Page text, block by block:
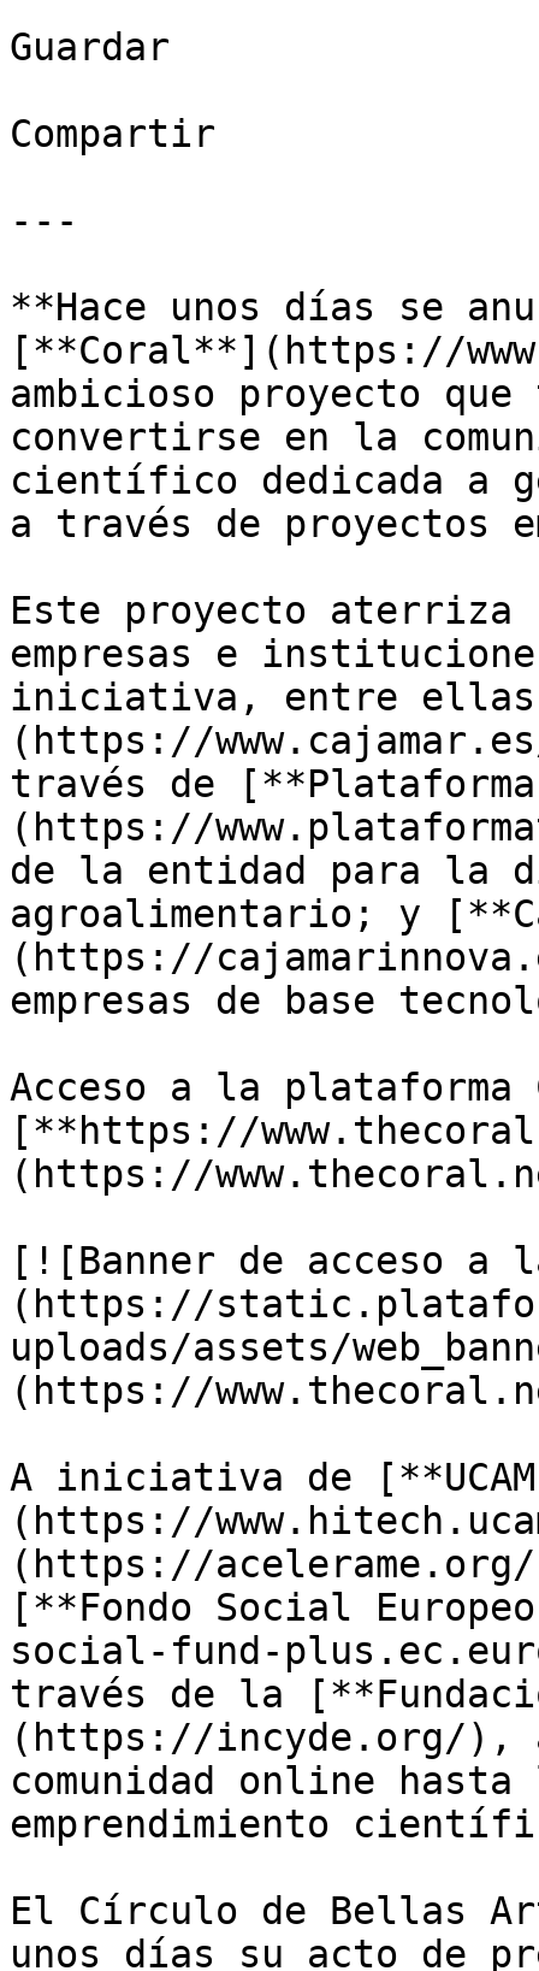
Guardar
Compartir
---
**Hace unos días se
[**Coral**](https://
ambicioso proyecto
convertirse en la
científico dedicada a
a través de proyectos
Este proyecto aterriza
empresas e
iniciativa, entre
(https://
través de
(https://
de la entidad para la
agroalimentario; y
(https://
empresas de base
Acceso a la plataforma
[**https://
(https://
[![Banner de acceso a
(https://
uploads/assets/
(https://
A iniciativa de
(https://
(https://
[**Fondo Social
social-fund-
través de la
(https://incyde.org/),
comunidad online
emprendimiento
El Círculo de Bellas
unos días su acto de